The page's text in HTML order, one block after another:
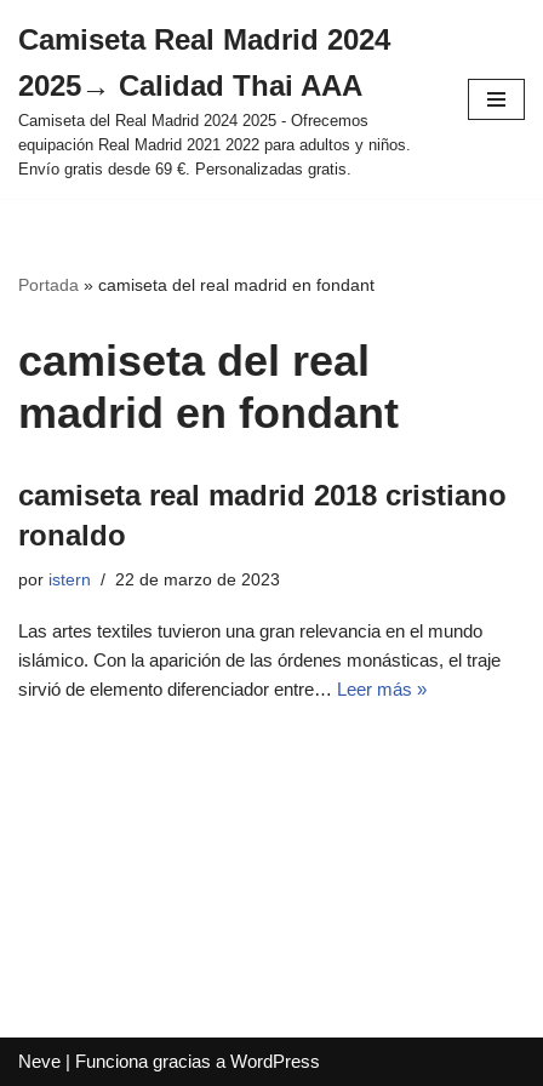
al
contenido
Camiseta Real Madrid 2024
2025→ Calidad Thai AAA
Camiseta del Real Madrid 2024 2025 - Ofrecemos
equipación Real Madrid 2021 2022 para adultos y niños.
Envío gratis desde 69 €. Personalizadas gratis.
Portada » camiseta del real madrid en fondant
camiseta del real
madrid en fondant
camiseta real madrid 2018 cristiano
ronaldo
por istern 22 de marzo de 2023
Las artes textiles tuvieron una gran relevancia en el mundo
islámico. Con la aparición de las órdenes monásticas, el traje
sirvió de elemento diferenciador entre… Leer más »
Neve | Funciona gracias a WordPress